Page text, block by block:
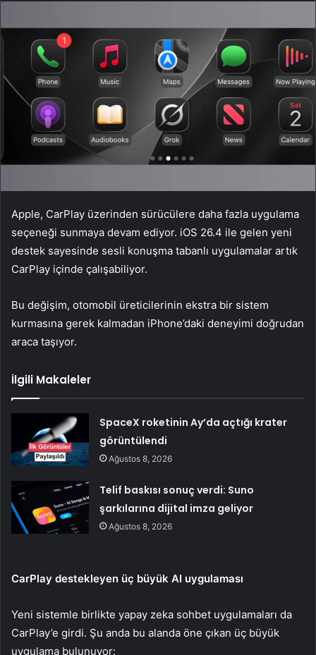
Apple, CarPlay üzerinden sürücülere daha fazla uygulama
seçeneği sunmaya devam ediyor. iOS 26.4 ile gelen yeni
destek sayesinde sesli konuşma tabanlı uygulamalar artık
CarPlay içinde çalışabiliyor.
Bu değişim, otomobil üreticilerinin ekstra bir sistem
kurmasına gerek kalmadan iPhone’daki deneyimi doğrudan
araca taşıyor.
İlgili Makaleler
SpaceX roketinin Ay’da açtığı krater
görüntülendi
Ağustos 8, 2026
Telif baskısı sonuç verdi: Suno
şarkılarına dijital imza geliyor
Ağustos 8, 2026
CarPlay destekleyen üç büyük AI uygulaması
Yeni sistemle birlikte yapay zeka sohbet uygulamaları da
CarPlay’e girdi. Şu anda bu alanda öne çıkan üç büyük
uygulama bulunuyor: